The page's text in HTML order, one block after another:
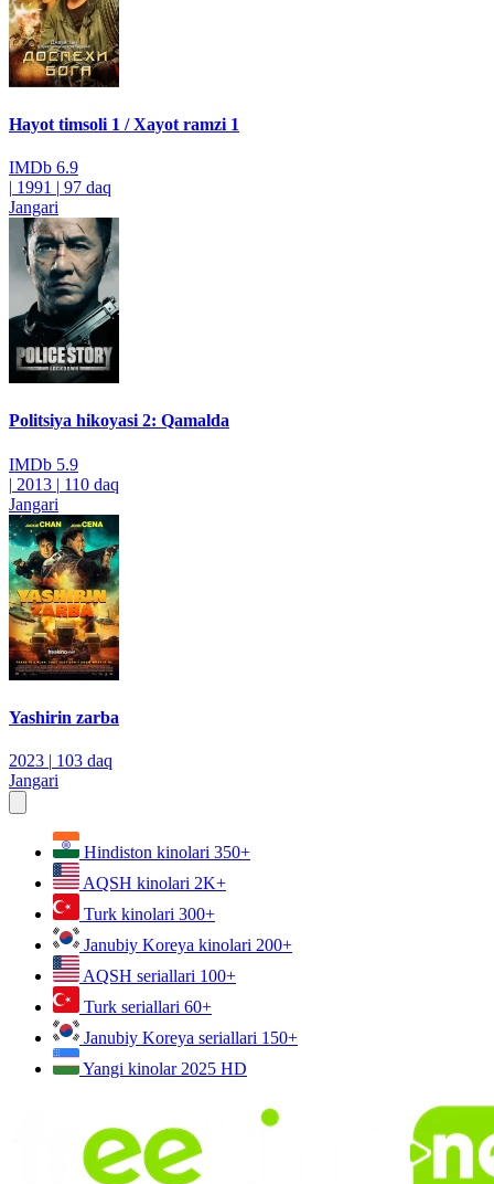
Hayot timsoli 1 / Xayot ramzi 1
IMDb 6.9
| 1991 | 97 daq
Jangari
Politsiya hikoyasi 2: Qamalda
IMDb 5.9
| 2013 | 110 daq
Jangari
Yashirin zarba
2023 | 103 daq
Jangari
Hindiston kinolari 350+
AQSH kinolari 2K+
Turk kinolari 300+
Janubiy Koreya kinolari 200+
AQSH seriallari 100+
Turk seriallari 60+
Janubiy Koreya seriallari 150+
Yangi kinolar 2025 HD